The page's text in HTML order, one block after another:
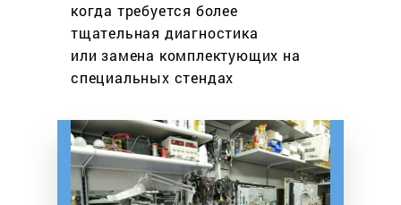
когда требуется более
тщательная диагностика
или замена комплектующих на
специальных стендах